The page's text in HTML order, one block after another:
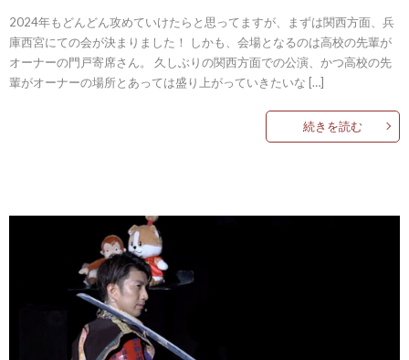
2024年もどんどん攻めていけたらと思ってますが、まずは関西方面、兵
庫西宮にての会が決まりました！ しかも、会場となるのは高校の先輩が
オーナーの門戸寄席さん。 久しぶりの関西方面での公演、かつ高校の先
輩がオーナーの場所とあっては盛り上がっていきたいな […]
続きを読む